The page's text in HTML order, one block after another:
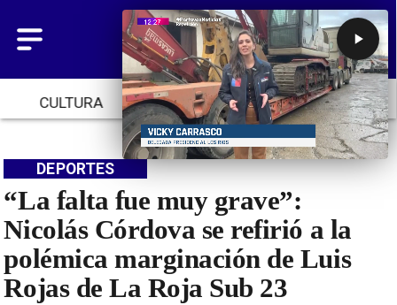
CULTURA TENDENCIAS INICIO
“La falta fue muy grave”:
Nicolás Córdova se refirió a la
polémica marginación de Luis
Rojas de La Roja Sub 23
DEPORTES